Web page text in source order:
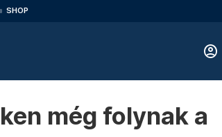
SHOP
még folynak a